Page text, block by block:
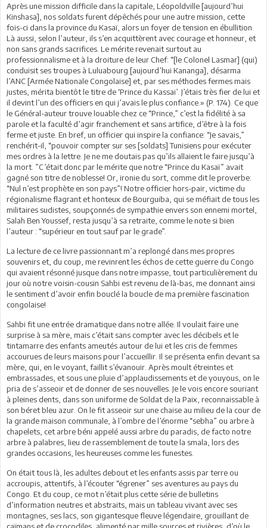
Après une mission difficile dans la capitale, Léopoldville [aujourd’hui
Kinshasa], nos soldats furent dépêchés pour une autre mission, cette
fois-ci dans la province du Kasaï, alors un foyer de tension en ébullition.
Là aussi, selon l’auteur, ils s’en acquittèrent avec courage et honneur, et
non sans grands sacrifices. Le mérite revenait surtout au
professionnalisme et à la droiture de leur Chef: “[le Colonel Lasmar] (qui)
conduisit ses troupes à Luluabourg [aujourd’hui Kananga], désarma
l’ANC [Armée Nationale Congolaise] et, par ses méthodes fermes mais
justes, mérita bientôt le titre de ‘Prince du Kassai’. J’étais très fier de lui et
il devint l’un des officiers en qui j’avais le plus confiance.» (P. 174). Ce que
le Général-auteur trouve louable chez ce “Prince,” c’est la fidélité à sa
parole et la faculté d’agir franchement et sans artifice, d’être à la fois
ferme et juste. En bref, un officier qui inspire la confiance: “Je savais,”
renchérit-il, “pouvoir compter sur ses [soldats] Tunisiens pour exécuter
mes ordres à la lettre. Je ne me doutais pas qu’ils allaient le faire jusqu’à
la mort. ”C’était donc par le mérite que notre “Prince du Kasaï” avait
gagné son titre de noblesse! Or, ironie du sort, comme dit le proverbe:
“Nul n’est prophète en son pays”! Notre officier hors-pair, victime du
régionalisme flagrant et honteux de Bourguiba, qui se méfiait de tous les
militaires sudistes, soupçonnés de sympathie envers son ennemi mortel,
Salah Ben Youssef, resta jusqu’à sa retraite, comme le note si bien
l’auteur : “supérieur en tout sauf par le grade”.
La lecture de ce livre passionnant m’a replongé dans mes propres
souvenirs et, du coup, me revinrent les échos de cette guerre du Congo
qui avaient résonné jusque dans notre impasse, tout particulièrement du
jour où notre voisin-cousin Sahbi est revenu de là-bas, me donnant ainsi
le sentiment d’avoir enfin bouclé la boucle de ma première fascination
congolaise!
Sahbi fit une entrée dramatique dans notre allée. Il voulait faire une
surprise à sa mère, mais c’était sans compter avec les décibels et le
tintamarre des enfants ameutés autour de lui et les cris de femmes
accourues de leurs maisons pour l’accueillir. Il se présenta enfin devant sa
mère, qui, en le voyant, faillit s’évanouir. Après moult étreintes et
embrassades, et sous une pluie d’applaudissements et de youyous, on le
pria de s’asseoir et de donner de ses nouvelles. Je le vois encore souriant
à pleines dents, dans son uniforme de Soldat de la Paix, reconnaissable à
son béret bleu azur. On le fit asseoir sur une chaise au milieu de la cour de
la grande maison communale, à l’ombre de l’énorme “sebha” ou arbre à
chapelets, cet arbre béni appelé aussi arbre du paradis, de facto notre
arbre à palabres, lieu de rassemblement de toute la smala, lors des
grandes occasions, les heureuses comme les funestes.
On était tous là, les adultes debout et les enfants assis par terre ou
accroupis, attentifs, à l’écouter “égrener” ses aventures au pays du
Congo. Et du coup, ce mot n’était plus cette série de bulletins
d’information neutres et abstraits, mais un tableau vivant avec ses
montagnes, ses lacs, son gigantesque fleuve légendaire, grouillant de